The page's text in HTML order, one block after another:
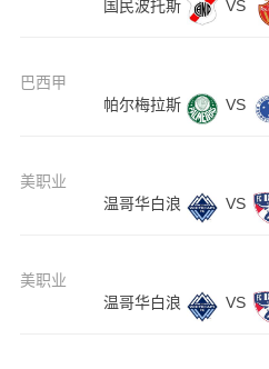
国民波托斯
VS
巴西甲
帕尔梅拉斯
VS
美职业
温哥华白浪
VS
美职业
温哥华白浪
VS